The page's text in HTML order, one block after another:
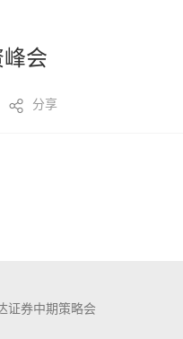
会
分享
证券中期策略会